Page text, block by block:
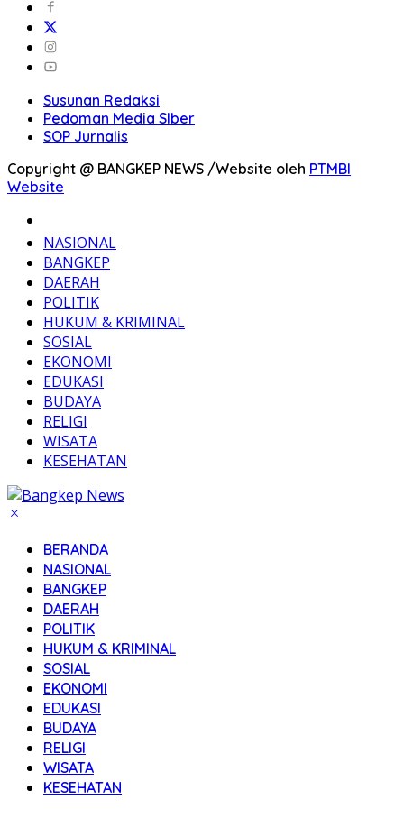
Susunan Redaksi
Pedoman Media SIber
SOP Jurnalis
Copyright @ BANGKEP NEWS /Website oleh PTMBI
Website
NASIONAL
BANGKEP
DAERAH
POLITIK
HUKUM & KRIMINAL
SOSIAL
EKONOMI
EDUKASI
BUDAYA
RELIGI
WISATA
KESEHATAN
BERANDA
NASIONAL
BANGKEP
DAERAH
POLITIK
HUKUM & KRIMINAL
SOSIAL
EKONOMI
EDUKASI
BUDAYA
RELIGI
WISATA
KESEHATAN